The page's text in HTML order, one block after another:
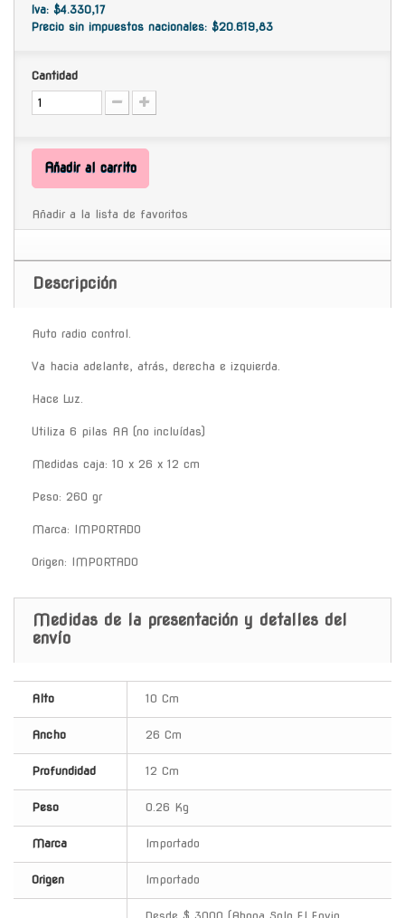
Iva: $4.330,17
Precio sin impuestos nacionales: $20.619,83
Cantidad
Añadir al carrito
Añadir a la lista de favoritos
Descripción
Auto radio control.
Va hacia adelante, atrás, derecha e izquierda.
Hace Luz.
Utiliza 6 pilas AA (no incluídas)
Medidas caja: 10 x 26 x 12 cm
Peso: 260 gr
Marca: IMPORTADO
Origen: IMPORTADO
Medidas de la presentación y detalles del
envío
Alto 10 Cm
Ancho 26 Cm
Profundidad 12 Cm
Peso 0.26 Kg
Marca Importado
Origen Importado